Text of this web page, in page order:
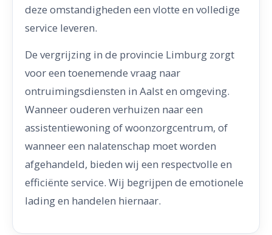
deze omstandigheden een vlotte en volledige
service leveren.
De vergrijzing in de provincie Limburg zorgt
voor een toenemende vraag naar
ontruimingsdiensten in Aalst en omgeving.
Wanneer ouderen verhuizen naar een
assistentiewoning of woonzorgcentrum, of
wanneer een nalatenschap moet worden
afgehandeld, bieden wij een respectvolle en
efficiënte service. Wij begrijpen de emotionele
lading en handelen hiernaar.